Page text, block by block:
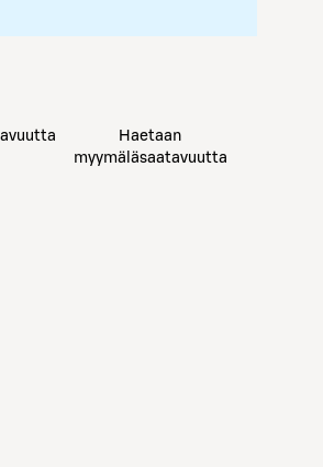
Haetaan
myymäläsaatavuutta